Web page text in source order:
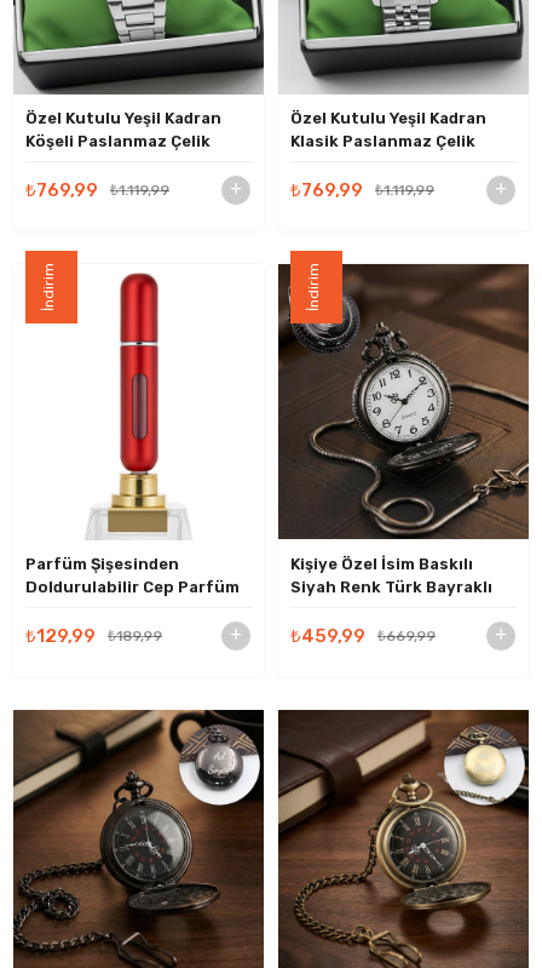
Özel Kutulu Yeşil Kadran
Köşeli Paslanmaz Çelik
Saati
₺769,99 ₺1.119,99
Özel Kutulu Yeşil Kadran
Klasik Paslanmaz Çelik
Erkek Kol Saati
₺769,99 ₺1.119,99
Parfüm Şişesinden
Doldurulabilir Cep Parfüm
₺129,99 ₺189,99
İndirim
Kişiye Özel İsim Baskılı
Siyah Renk Türk Bayraklı
Hediye
₺459,99 ₺669,99
İndirim